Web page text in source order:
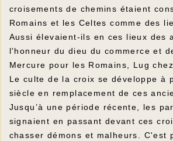
croisements de chemins étaient
Romains et les Celtes comme des
Aussi élevaient-ils en ces lieux des
l'honneur du dieu du commerce et
Mercure pour les Romains, Lug
Le culte de la croix se développe à
siècle en remplacement de ces
Jusqu’à une période récente, les
signaient en passant devant ces
chasser démons et malheurs. C'est